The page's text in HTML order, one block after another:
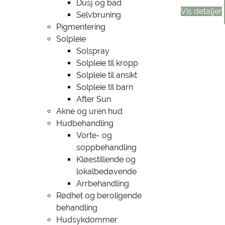
Dusj og bad
Selvbruning
Pigmentering
Solpleie
Solspray
Solpleie til kropp
Solpleie til ansikt
Solpleie til barn
After Sun
Akne og uren hud
Hudbehandling
Vorte- og
soppbehandling
Kløestillende og
lokalbedøvende
Arrbehandling
Rødhet og beroligende
behandling
Hudsykdommer
Vis detaljer